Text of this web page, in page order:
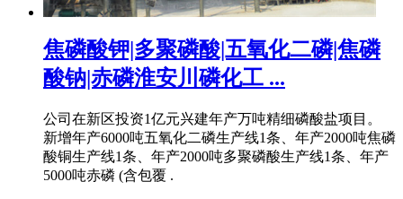
焦磷酸钾|多聚磷酸|五氧化二磷|焦磷
酸钠|赤磷淮安川磷化工 ...
公司在新区投资1亿元兴建年产万吨精细磷酸盐项目。
新增年产6000吨五氧化二磷生产线1条、年产2000吨焦磷
酸铜生产线1条、年产2000吨多聚磷酸生产线1条、年产
5000吨赤磷 (含包覆 .